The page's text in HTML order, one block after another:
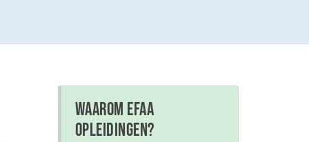
Waarom EFAA
opleidingen?